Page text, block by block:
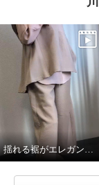
揺れる裾がエレガント、ペプラムベスト